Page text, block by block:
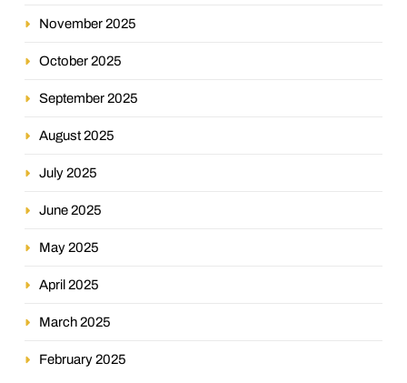
November 2025
October 2025
September 2025
August 2025
July 2025
June 2025
May 2025
April 2025
March 2025
February 2025